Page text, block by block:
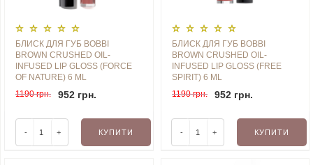
БЛИСК ДЛЯ ГУБ BOBBI
BROWN CRUSHED OIL-
INFUSED LIP GLOSS (FORCE
OF NATURE) 6 ML
1190 грн.
952 грн.
- + КУПИТИ
БЛИСК ДЛЯ ГУБ BOBBI
BROWN CRUSHED OIL-
INFUSED LIP GLOSS (FREE
SPIRIT) 6 ML
1190 грн.
952 грн.
- + КУПИТИ